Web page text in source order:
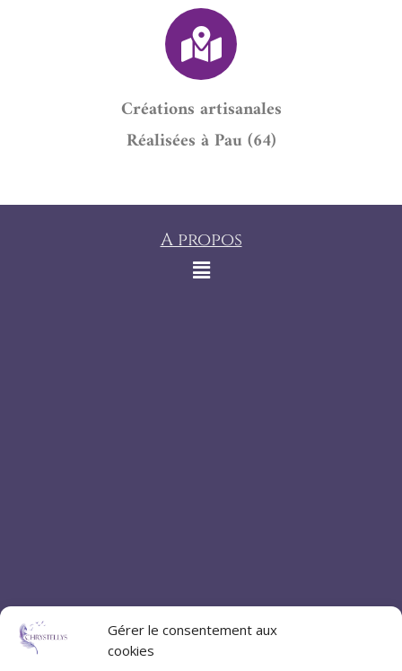
Gérer le consentement aux
cookies
Créations artisanales
Réalisées à Pau (64)
A propos